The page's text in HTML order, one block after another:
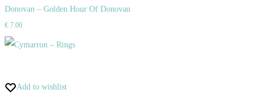
do
košíka
Donovan – Golden Hour Of Donovan
€ 7.00
Add to wishlist